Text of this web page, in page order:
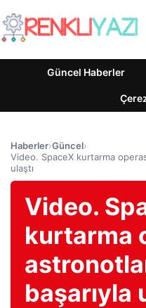
Güncel Haberler
Haberler›Güncel›
Video. SpaceX kurtarma
ulaştı
Video.
kurtarma
başarıyla